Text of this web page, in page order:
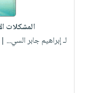
المشكلات
لـ إبراهيم جابر السي... |